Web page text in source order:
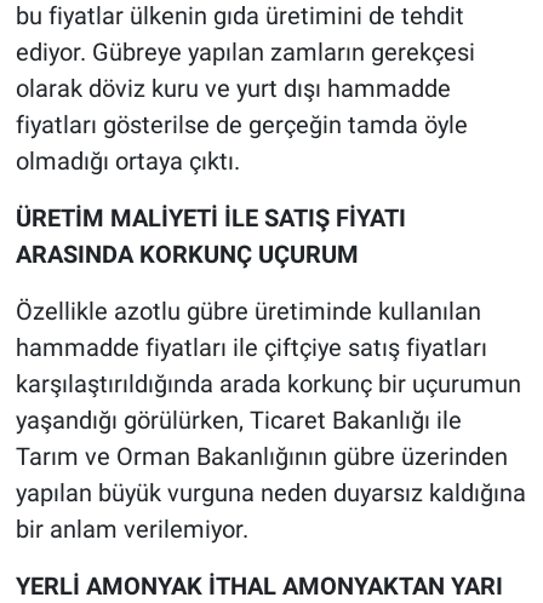
bu fiyatlar ülkenin gıda üretimini de tehdit
ediyor. Gübreye yapılan zamların gerekçesi
olarak döviz kuru ve yurt dışı hammadde
fiyatları gösterilse de gerçeğin tamda öyle
olmadığı ortaya çıktı.
ÜRETİM MALİYETİ İLE SATIŞ FİYATI
ARASINDA KORKUNÇ UÇURUM
Özellikle azotlu gübre üretiminde kullanılan
hammadde fiyatları ile çiftçiye satış fiyatları
karşılaştırıldığında arada korkunç bir uçurumun
yaşandığı görülürken, Ticaret Bakanlığı ile
Tarım ve Orman Bakanlığının gübre üzerinden
yapılan büyük vurguna neden duyarsız kaldığına
bir anlam verilemiyor.
YERLİ AMONYAK İTHAL AMONYAKTAN YARI